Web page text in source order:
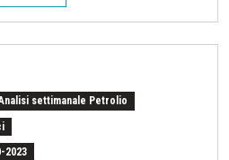
settimanale Petrolio
2023